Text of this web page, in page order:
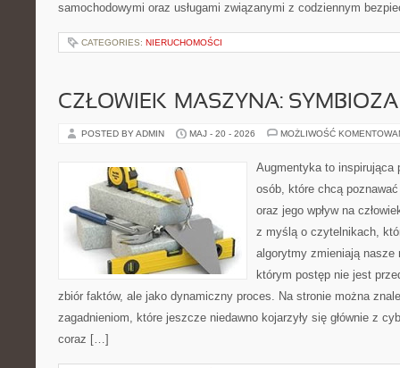
samochodowymi oraz usługami związanymi z codziennym
CATEGORIES: NIERUCHOMOŚCI
CZŁOWIEK–MASZYNA: SYMBIOZA
POSTED BY ADMIN MAJ - 20 - 2026 MOŻLIWOŚĆ
Augmentyka to inspirująca
osób, które chcą
oraz jego wpływ na
z myślą o czytelnikach,
algorytmy zmieniają
którym postęp nie jest
zbiór faktów, ale jako dynamiczny proces. Na stronie można
zagadnieniom, które jeszcze niedawno kojarzyły się głównie z
coraz […]